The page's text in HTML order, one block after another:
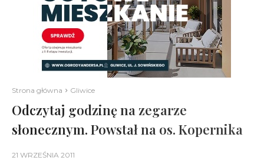
Strona główna Gliwice
Odczytaj godzinę na zegarze
słonecznym. Powstał na os. Kopernika
21 WRZEŚNIA 2011